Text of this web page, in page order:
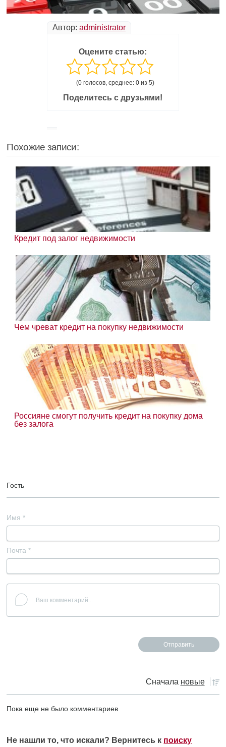
Автор: administrator
Оцените статью:
(0 голосов, среднее: 0 из 5)
Поделитесь с друзьями!
Похожие записи:
Кредит под залог недвижимости
Чем чреват кредит на покупку недвижимости
Россияне смогут получить кредит на покупку дома
без залога
Гость
Имя *
Почта *
Сначала новые
Пока еще не было комментариев
Не нашли то, что искали? Вернитесь к поиску